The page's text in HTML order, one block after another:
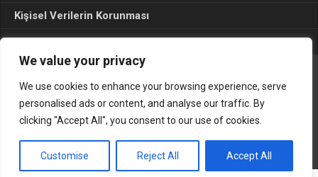
We value your privacy
We use cookies to enhance your browsing experience, serve
personalised ads or content, and analyse our traffic. By
clicking "Accept All", you consent to our use of cookies.
Customise Reject All Accept All
Kişisel Verilerin Korunması
Seçim Sonuçları 2024
Gerçek Hayat © 2015. Her hakkı sakldır.